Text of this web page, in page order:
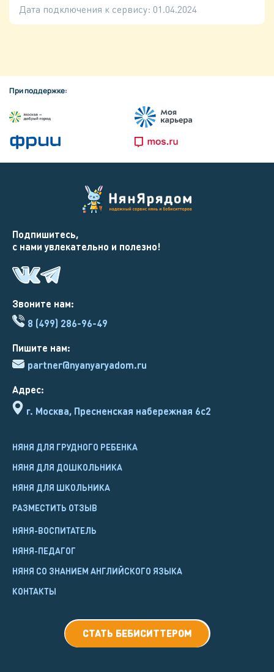
Дата подключения к сервису: 01.04.2024
При поддержке:
Адрес:
г. Москва, Пресненская набережная 6с2
Звоните нам:
8 (499) 286-96-49
НЯНЯ ДЛЯ ГРУДНОГО РЕБЕНКА
НЯНЯ ДЛЯ ДОШКОЛЬНИКА
НЯНЯ ДЛЯ ШКОЛЬНИКА
РАЗМЕСТИТЬ ОТЗЫВ
Пишите нам:
partner@nyanyaryadom.ru
НЯНЯ-ВОСПИТАТЕЛЬ
НЯНЯ-ПЕДАГОГ
НЯНЯ СО ЗНАНИЕМ АНГЛИЙСКОГО ЯЗЫКА
КОНТАКТЫ
Подпишитесь,
с нами увлекательно и полезно!
СТАТЬ БЕБИСИТТЕРОМ